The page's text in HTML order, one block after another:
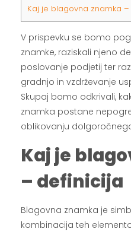
Kaj je blagovna znamka –
V prispevku se bomo
znamke, raziskali njeno
poslovanje podjetij ter
gradnjo in vzdrževanje
Skupaj bomo odkrivali,
znamka postane
oblikovanju
Kaj je
– definicija
Blagovna znamka je
kombinacija teh